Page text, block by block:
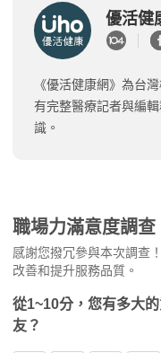
優活健
《優活健康網》為台
有完整醫療記者與編
識。
職場力滿意度調查
感謝您撥冗參與本次調查
改善和提升服務品質。
從1~10分，您有多大
友？